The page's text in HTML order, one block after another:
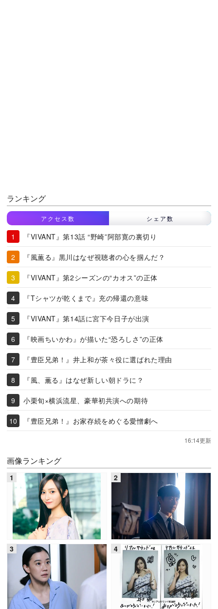
ランキング
アクセス数 シェア数
『VIVANT』第13話 “野崎”阿部寛の裏切り
『風薫る』黒川はなぜ視聴者の心を掴んだ？
『VIVANT』第2シーズンの“カオス”の正体
『Tシャツが乾くまで』充の帰還の意味
『VIVANT』第14話に宮下今日子が出演
『映画ちいかわ』が描いた“恐ろしさ”の正体
『豊臣兄弟！』井上和が茶々役に選ばれた理由
『風、薫る』はなぜ新しい朝ドラに？
小栗旬×横浜流星、豪華初共演への期待
『豊臣兄弟！』お家存続をめぐる愛憎劇へ
16:14更新
画像ランキング